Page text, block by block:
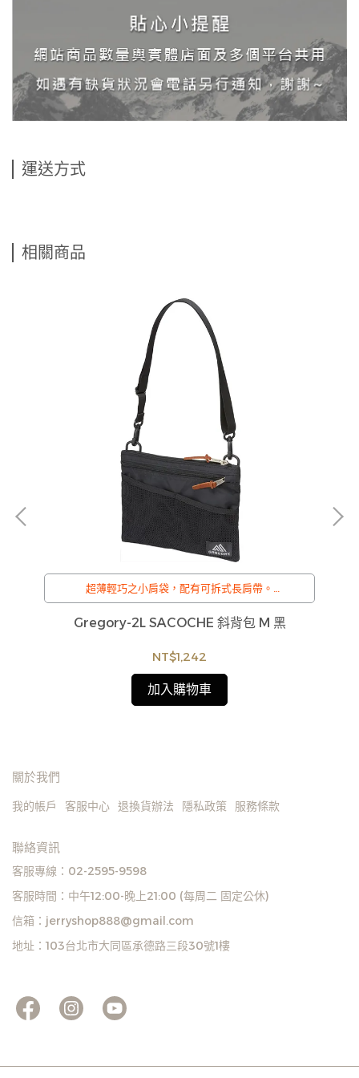
運送方式
相關商品
超薄輕巧之小肩袋，配有可拆式長肩帶。
/
訂購注意事項 :
商品流動性快且多個平台共用庫存，偶有下單後缺貨
情形，客服人員將立即與您聯繫交期或更換商品，如
無法出貨，本公司將有權取消訂單，造成不便尚請見
諒。如遇庫存不足無法下單，亦歡迎洽詢客服。
Gregory-2L SACOCHE 斜背包 M 黑
NT$1,242
加入購物車
關於我們
我的帳戶 客服中心 退換貨辦法 隱私政策 服務條款
聯絡資訊
客服專線：02-2595-9598
客服時間：中午12:00-晚上21:00 (每周二 固定公休)
信箱：jerryshop888@gmail.com
地址：103台北市大同區承德路三段30號1樓